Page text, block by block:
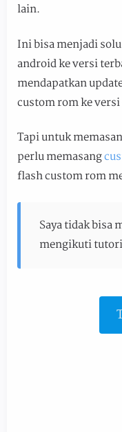
lain.
Ini bisa menjadi
android ke versi
mendapatkan
custom rom ke
Tapi untuk
perlu memasang
flash custom rom
Saya tidak bisa
mengikuti